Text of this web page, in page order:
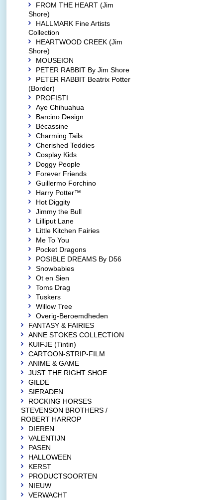
FROM THE HEART (Jim
Shore)
HALLMARK Fine Artists
Collection
HEARTWOOD CREEK (Jim
Shore)
MOUSEION
PETER RABBIT By Jim Shore
PETER RABBIT Beatrix Potter
(Border)
PROFISTI
Aye Chihuahua
Barcino Design
Bécassine
Charming Tails
Cherished Teddies
Cosplay Kids
Doggy People
Forever Friends
Guillermo Forchino
Harry Potter™
Hot Diggity
Jimmy the Bull
Lilliput Lane
Little Kitchen Fairies
Me To You
Pocket Dragons
POSIBLE DREAMS By D56
Snowbabies
Ot en Sien
Toms Drag
Tuskers
Willow Tree
Overig-Beroemdheden
FANTASY & FAIRIES
ANNE STOKES COLLECTION
KUIFJE (Tintin)
CARTOON-STRIP-FILM
ANIME & GAME
JUST THE RIGHT SHOE
GILDE
SIERADEN
ROCKING HORSES
STEVENSON BROTHERS /
ROBERT HARROP
DIEREN
VALENTIJN
PASEN
HALLOWEEN
KERST
PRODUCTSOORTEN
NIEUW
VERWACHT